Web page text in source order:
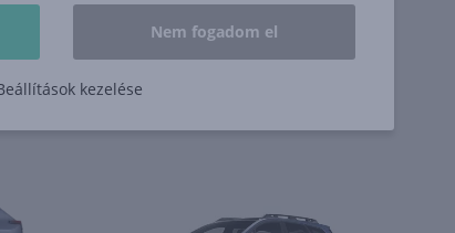
Nem fogadom el
kezelése